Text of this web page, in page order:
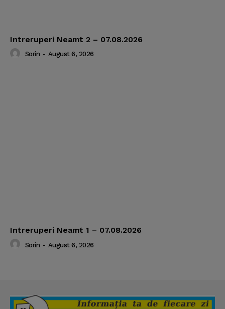
Intreruperi Neamt 2 – 07.08.2026
Sorin - August 6, 2026
Intreruperi Neamt 1 – 07.08.2026
Sorin - August 6, 2026